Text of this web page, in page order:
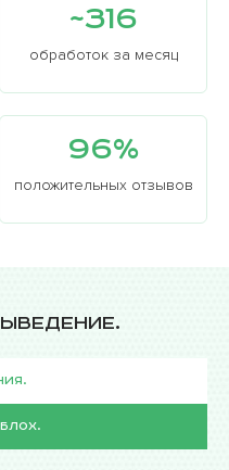
выведения могут
Необходимо
Для этого
использовать
проводить
меры, чтобы
~316
обработок за месяц
96%
положительных отзывов